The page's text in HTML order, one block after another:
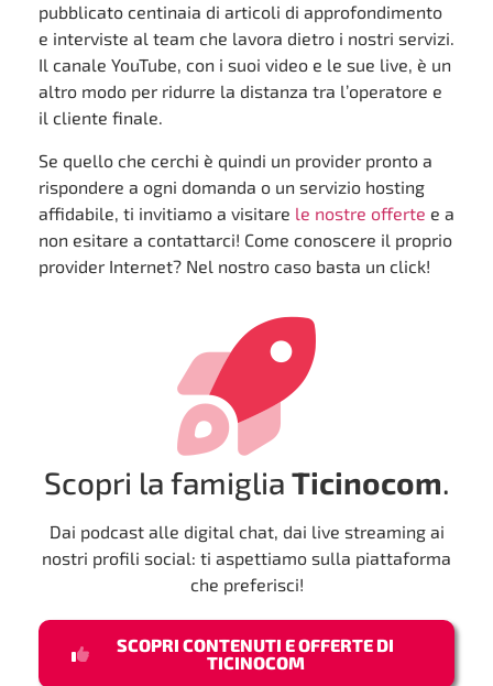
pubblicato centinaia di articoli di approfondimento
e interviste al team che lavora dietro i nostri servizi.
Il canale YouTube, con i suoi video e le sue live, è un
altro modo per ridurre la distanza tra l’operatore e
il cliente finale.
Se quello che cerchi è quindi un provider pronto a
rispondere a ogni domanda o un servizio hosting
affidabile, ti invitiamo a visitare le nostre offerte e a
non esitare a contattarci! Come conoscere il proprio
provider Internet? Nel nostro caso basta un click!
Scopri la famiglia Ticinocom.
Dai podcast alle digital chat, dai live streaming ai
nostri profili social: ti aspettiamo sulla piattaforma
che preferisci!
SCOPRI CONTENUTI E OFFERTE DI
TICINOCOM